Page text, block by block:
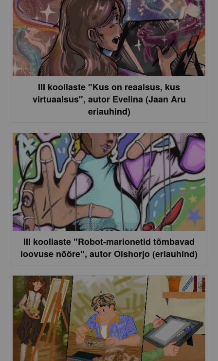
III kooliaste "Kus on reaalsus, kus
virtuaalsus", autor Evelina (Jaan Aru
eriauhind)
III kooliaste "Robot-marionetid tõmbavad
loovuse nööre", autor Oishorjo (eriauhind)